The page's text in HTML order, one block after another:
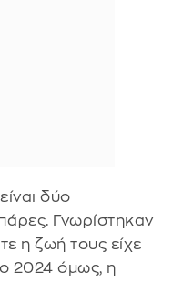
δύο
Γνωρίστηκαν
η ζωή τους είχε
2024 όμως, η